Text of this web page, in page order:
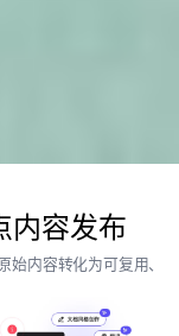
内容发布
内容转化为可复用、